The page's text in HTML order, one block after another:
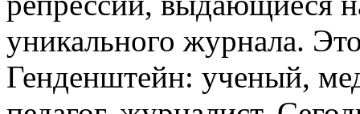
уникального журнала.
Генденштейн: ученый,